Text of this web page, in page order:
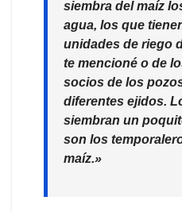
siembra del maíz
agua, los que
unidades de riego
te mencioné o de
socios de los
diferentes ejidos.
siembran un
son los
maíz.»